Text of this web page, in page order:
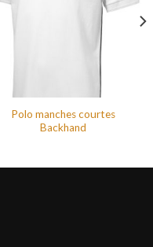
Polo manches courtes
Backhand